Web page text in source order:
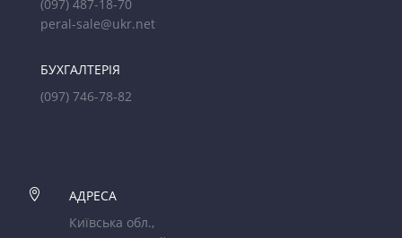
(097) 487-18-70
peral-sale@ukr.net
БУХГАЛТЕРІЯ
(097) 746-78-82

АДРЕСА
Київська обл.,